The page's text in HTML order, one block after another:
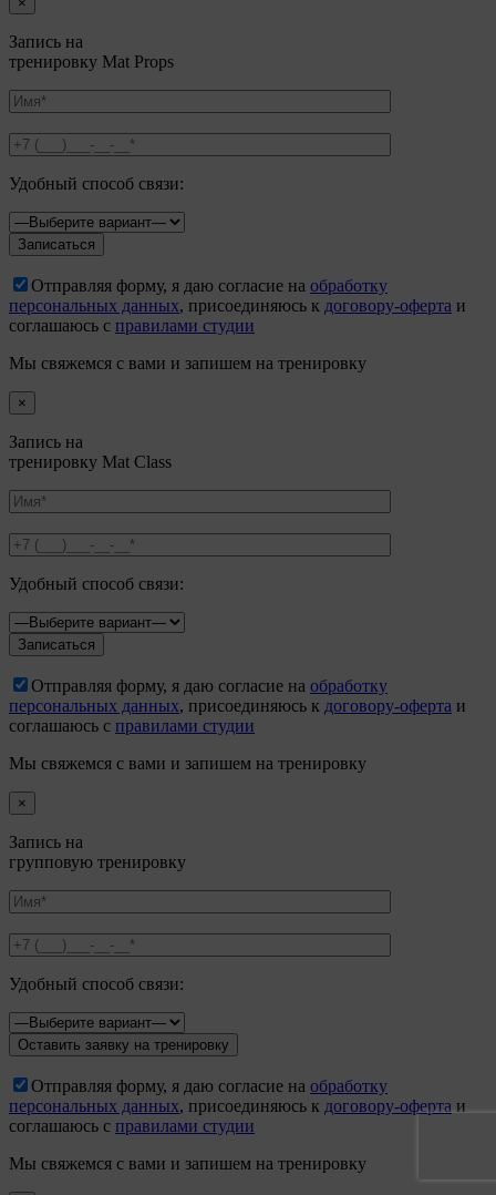
Запись на
тренировку Mat Props
Удобный способ связи:
Отправляя форму, я даю согласие на обработку
персональных данных, присоединяюсь к договору-оферта и
соглашаюсь с правилами студии
Мы свяжемся с вами и запишем на тренировку
×
Запись на
тренировку Mat Class
Удобный способ связи:
Отправляя форму, я даю согласие на обработку
персональных данных, присоединяюсь к договору-оферта и
соглашаюсь с правилами студии
Мы свяжемся с вами и запишем на тренировку
×
Запись на
групповую тренировку
Удобный способ связи:
Отправляя форму, я даю согласие на обработку
персональных данных, присоединяюсь к договору-оферта и
соглашаюсь с правилами студии
Мы свяжемся с вами и запишем на тренировку